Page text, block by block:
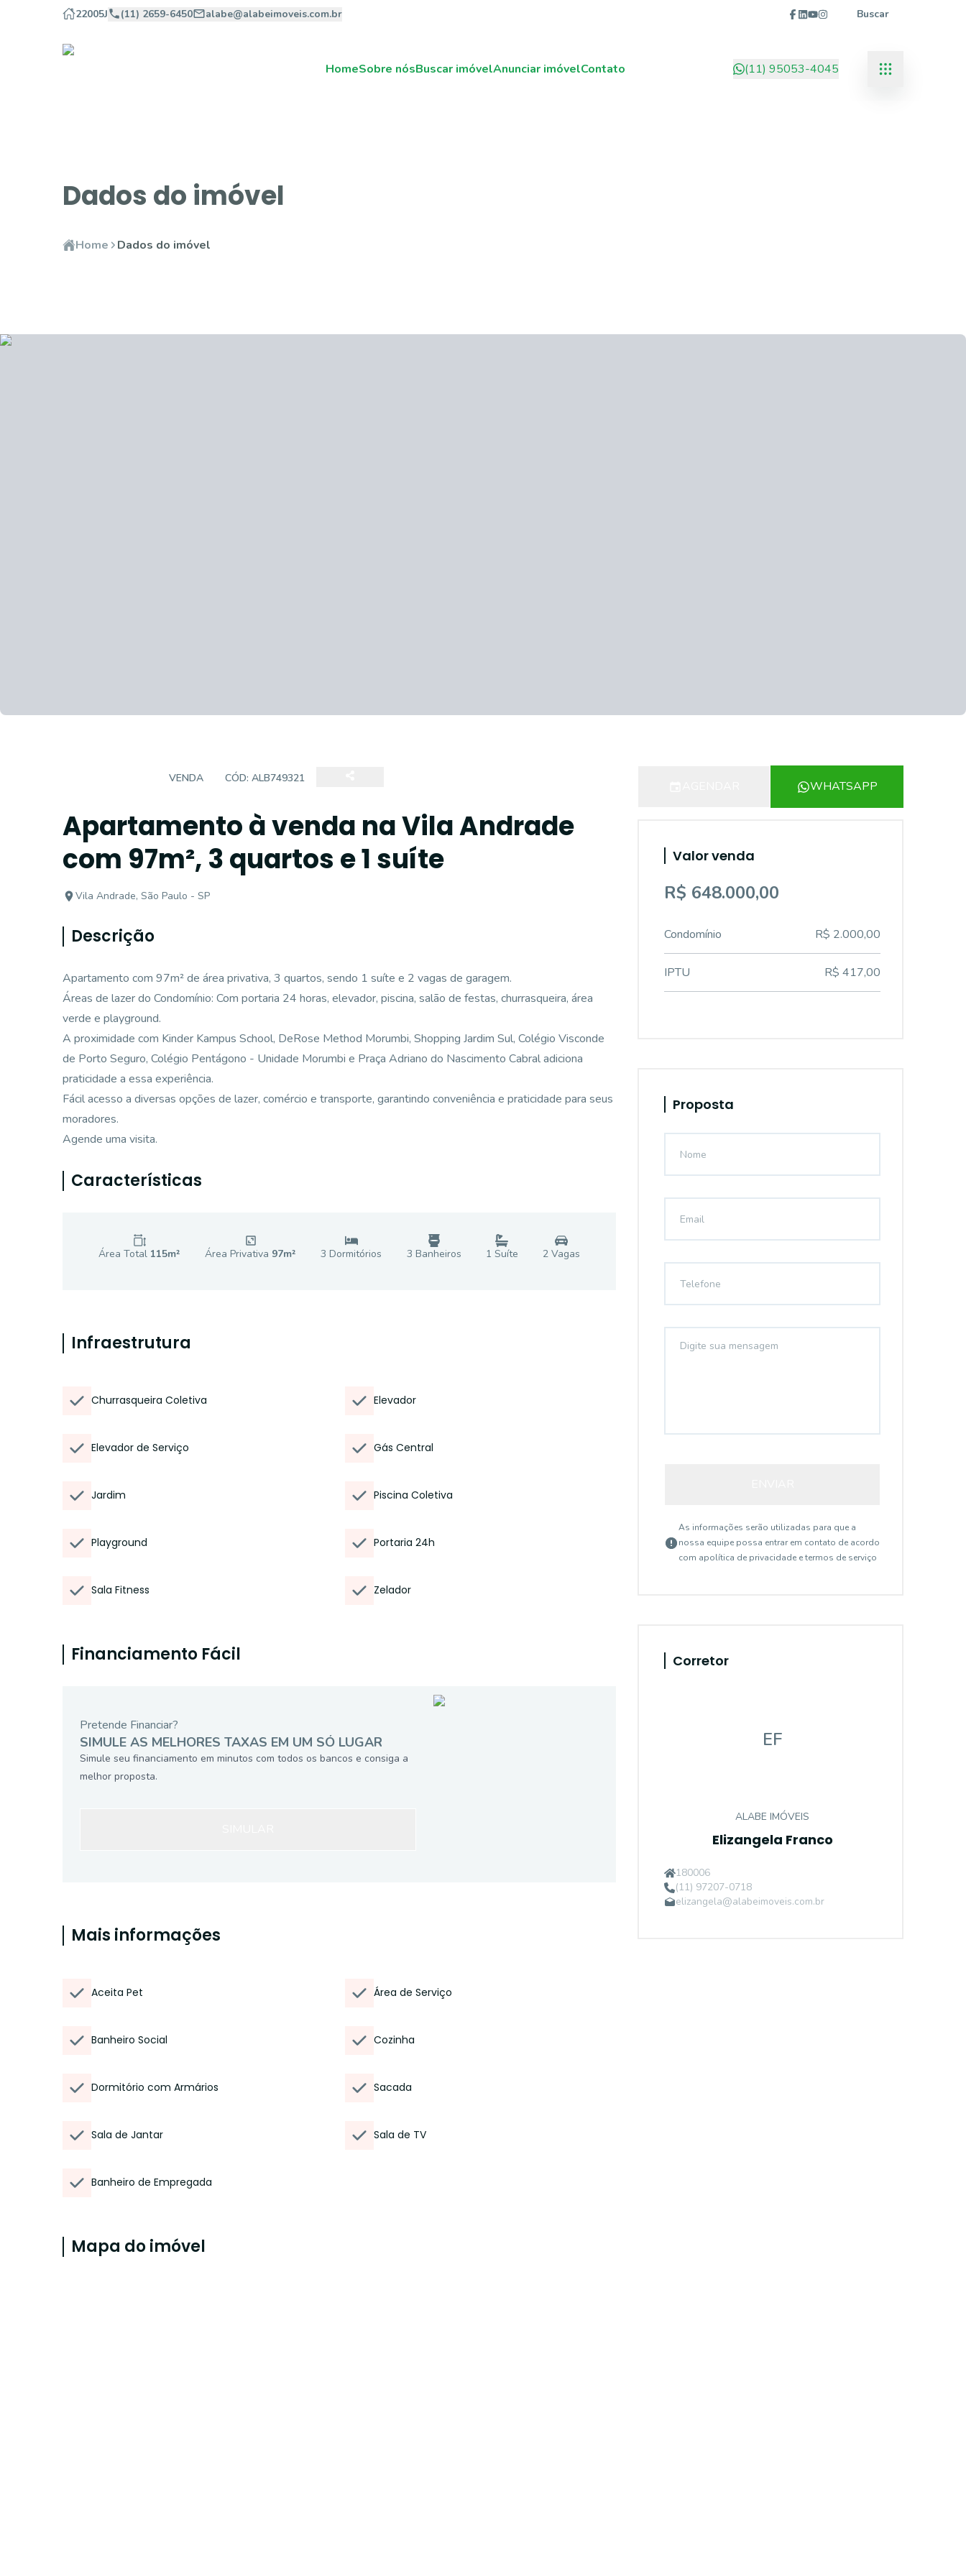
22005J (11) 2659-6450 alabe@alabeimoveis.com.br Buscar
HomeSobre nósBuscar imóvelAnunciar imóvelContato (11) 95053-4045
Dados do imóvel
Home Dados do imóvel
VENDA CÓD: ALB749321
Apartamento à venda na Vila Andrade
com 97m², 3 quartos e 1 suíte
Vila Andrade, São Paulo - SP
Descrição
Apartamento com 97m² de área privativa, 3 quartos, sendo 1 suíte e 2 vagas de garagem.
Áreas de lazer do Condomínio: Com portaria 24 horas, elevador, piscina, salão de festas, churrasqueira, área
verde e playground.
A proximidade com Kinder Kampus School, DeRose Method Morumbi, Shopping Jardim Sul, Colégio Visconde
de Porto Seguro, Colégio Pentágono - Unidade Morumbi e Praça Adriano do Nascimento Cabral adiciona
praticidade a essa experiência.
Fácil acesso a diversas opções de lazer, comércio e transporte, garantindo conveniência e praticidade para seus
moradores.
Agende uma visita.
Características
Área Total 115m² Área Privativa 97m² 3 Dormitórios 3 Banheiros 1 Suíte 2Vagas
Infraestrutura
Churrasqueira Coletiva Elevador
Elevador de Serviço Gás Central
Jardim Piscina Coletiva
Playground Portaria 24h
Sala Fitness Zelador
Financiamento Fácil
Pretende Financiar?
SIMULE AS MELHORES TAXAS EM UM SÓ LUGAR
Simule seu financiamento em minutos com todos os bancos e consiga a
melhor proposta.
Mais informações
Aceita Pet Área de Serviço
Banheiro Social Cozinha
Dormitório com Armários Sacada
Sala de Jantar Sala de TV
Banheiro de Empregada
Mapa do imóvel
WHATSAPP
Valor venda
R$ 648.000,00
Condomínio R$ 2.000,00
IPTU R$ 417,00
Proposta
As informações serão utilizadas para que a
nossa equipe possa entrar em contato de acordo
com apolítica de privacidade e termos de serviço
Corretor
EF
ALABE IMÓVEIS
Elizangela Franco
180006
(11) 97207-0718
elizangela@alabeimoveis.com.br